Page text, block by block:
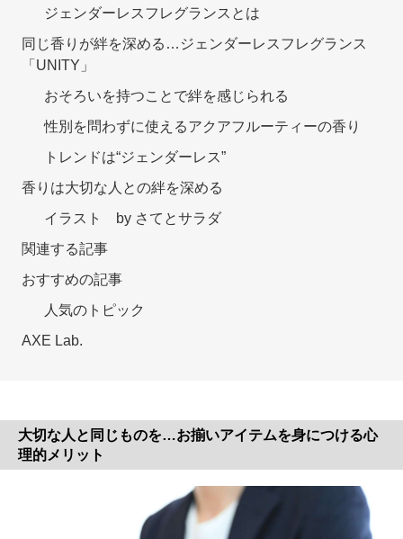
ジェンダーレスフレグランスとは
同じ香りが絆を深める…ジェンダーレスフレグランス
「UNITY」
おそろいを持つことで絆を感じられる
性別を問わずに使えるアクアフルーティーの香り
トレンドは“ジェンダーレス”
香りは大切な人との絆を深める
イラスト by さてとサラダ
関連する記事
おすすめの記事
人気のトピック
AXE Lab.
大切な人と同じものを…お揃いアイテムを身につける心
理的メリット